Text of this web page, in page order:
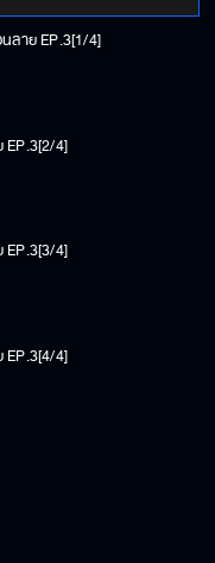
ลาย EP.3[1/4]
4]
4]
4]